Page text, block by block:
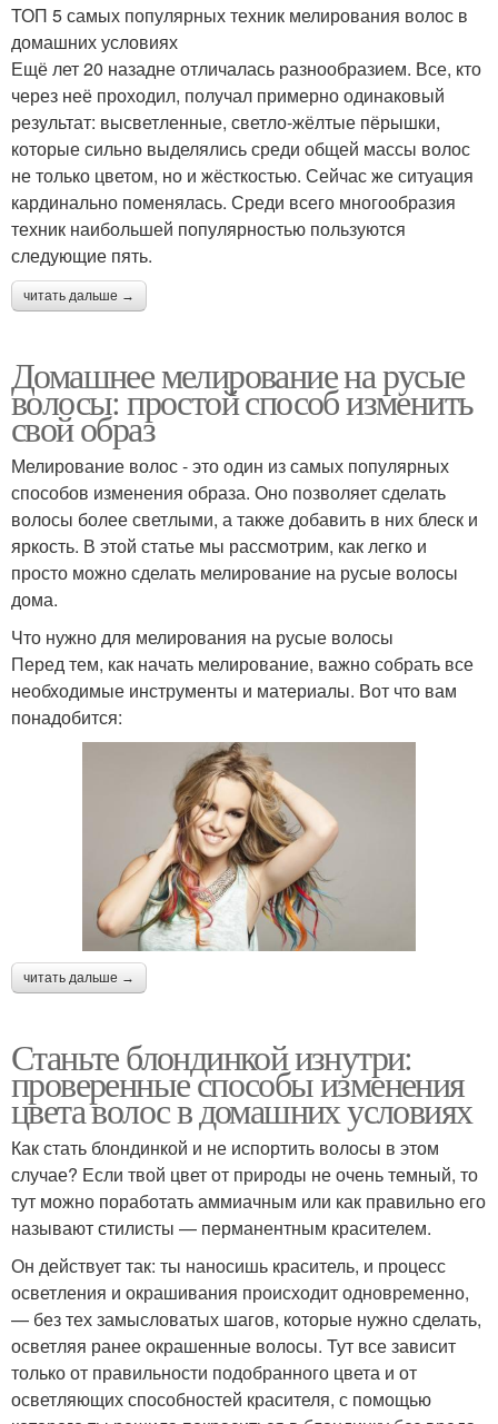
ТОП 5 самых популярных техник мелирования волос в
домашних условиях
Ещё лет 20 назадне отличалась разнообразием. Все, кто
через неё проходил, получал примерно одинаковый
результат: высветленные, светло-жёлтые пёрышки,
которые сильно выделялись среди общей массы волос
не только цветом, но и жёсткостью. Сейчас же ситуация
кардинально поменялась. Среди всего многообразия
техник наибольшей популярностью пользуются
следующие пять.
читать дальше →
Домашнее мелирование на русые
волосы: простой способ изменить
свой образ
Мелирование волос - это один из самых популярных
способов изменения образа. Оно позволяет сделать
волосы более светлыми, а также добавить в них блеск и
яркость. В этой статье мы рассмотрим, как легко и
просто можно сделать мелирование на русые волосы
дома.
Что нужно для мелирования на русые волосы
Перед тем, как начать мелирование, важно собрать все
необходимые инструменты и материалы. Вот что вам
понадобится:
читать дальше →
Станьте блондинкой изнутри:
проверенные способы изменения
цвета волос в домашних условиях
Как стать блондинкой и не испортить волосы в этом
случае? Если твой цвет от природы не очень темный, то
тут можно поработать аммиачным или как правильно его
называют стилисты — перманентным красителем.
Он действует так: ты наносишь краситель, и процесс
осветления и окрашивания происходит одновременно,
— без тех замысловатых шагов, которые нужно сделать,
осветляя ранее окрашенные волосы. Тут все зависит
только от правильности подобранного цвета и от
осветляющих способностей красителя, с помощью